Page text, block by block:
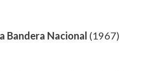
Bandera Nacional (1967)